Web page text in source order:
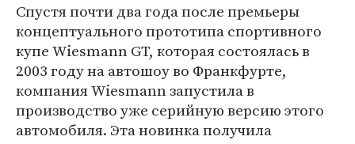
Спустя почти два года после премьеры
концептуального прототипа спортивного
купе Wiesmann GT, которая состоялась в
2003 году на автошоу во Франкфурте,
компания Wiesmann запустила в
производство уже серийную версию этого
автомобиля. Эта новинка получила